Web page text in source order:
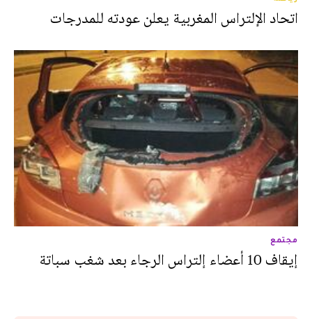
اتحاد الإلتراس المغربية يعلن عودته للمدرجات
مجتمع
إيقاف 10 أعضاء إلتراس الرجاء بعد شغب سباتة